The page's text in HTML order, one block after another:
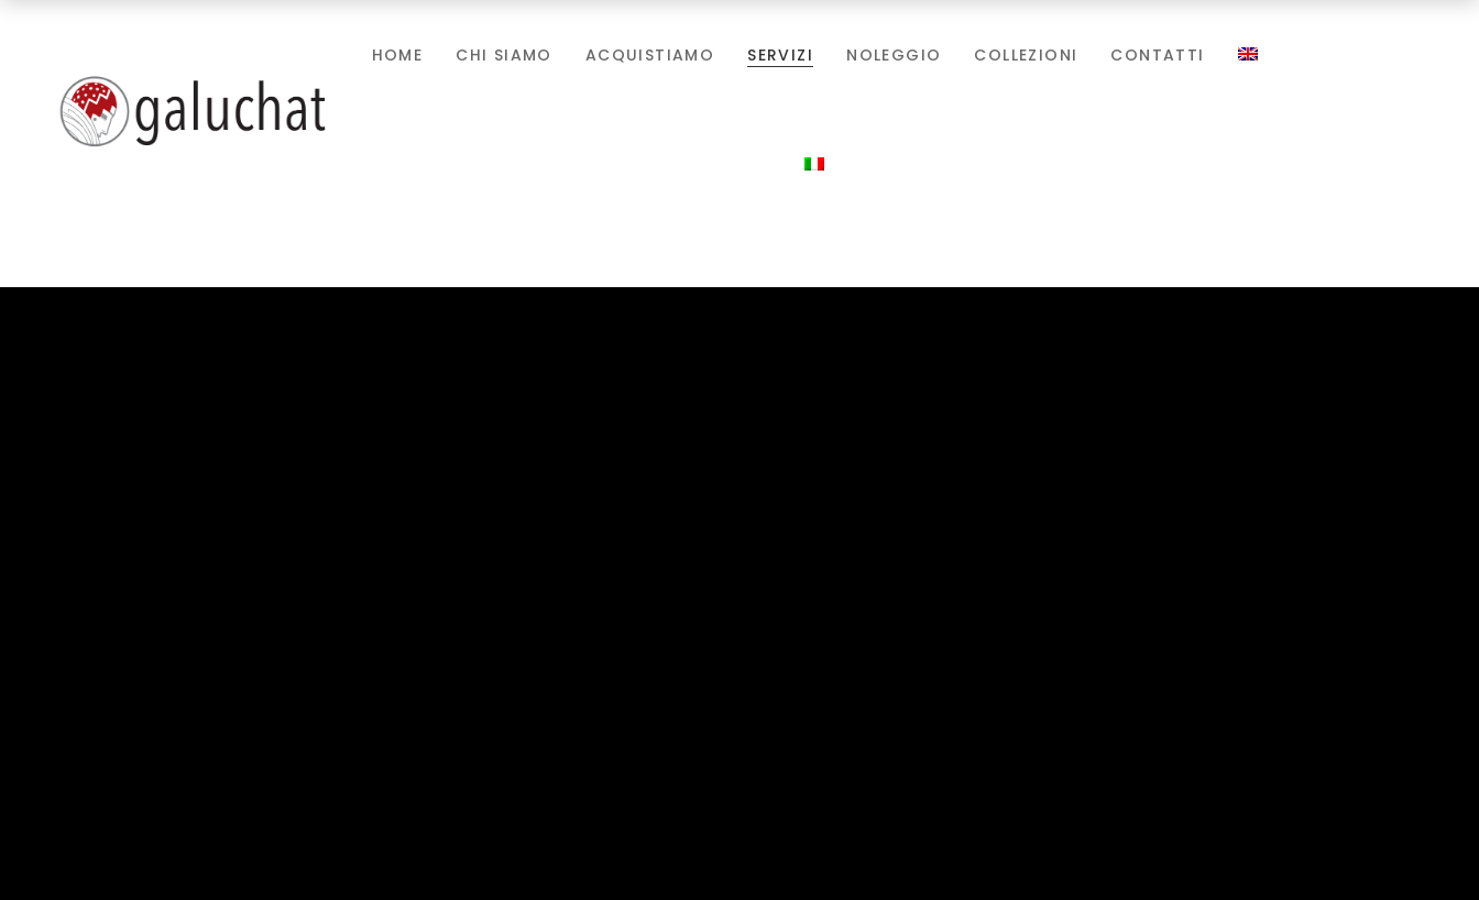
HOME CHI SIAMO ACQUISTIAMO SERVIZI NOLEGGIO COLLEZIONI CONTATTI